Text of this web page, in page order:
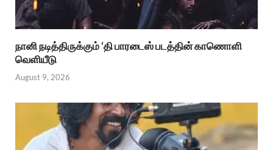
நானி நடித்திருக்கும் ‘தி பாரடைஸ் படத்தின் காணொளி
வெளியீடு
August 9, 2026